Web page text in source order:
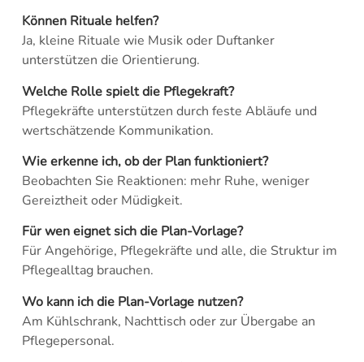
Können Rituale helfen?
Ja, kleine Rituale wie Musik oder Duftanker
unterstützen die Orientierung.
Welche Rolle spielt die Pflegekraft?
Pflegekräfte unterstützen durch feste Abläufe und
wertschätzende Kommunikation.
Wie erkenne ich, ob der Plan funktioniert?
Beobachten Sie Reaktionen: mehr Ruhe, weniger
Gereiztheit oder Müdigkeit.
Für wen eignet sich die Plan-Vorlage?
Für Angehörige, Pflegekräfte und alle, die Struktur im
Pflegealltag brauchen.
Wo kann ich die Plan-Vorlage nutzen?
Am Kühlschrank, Nachttisch oder zur Übergabe an
Pflegepersonal.